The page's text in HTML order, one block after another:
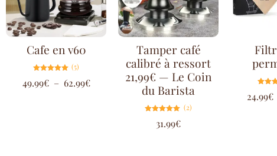
Cafe en v60
5.00
sur 5
(5)
49.99€ – 62.99€
Tamper café
calibré à ressort
21,99€ — Le Coin
du Barista
5.00
sur 5
(2)
31.99€
sur
24.99€